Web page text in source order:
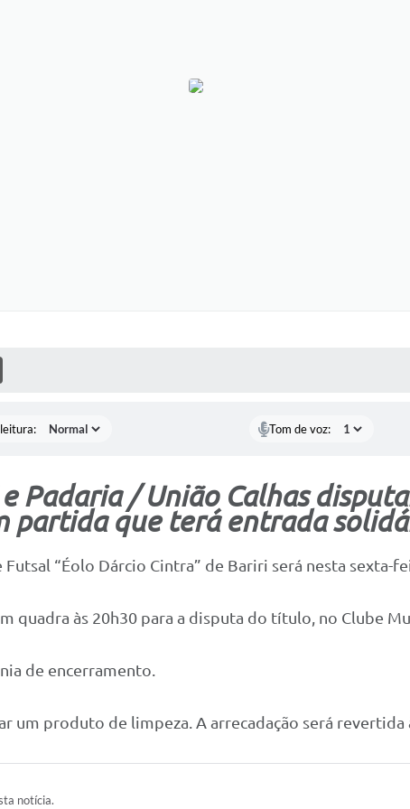
MÍDIAS
Tom de voz:
Padaria / União Calhas
partida que terá entrada
“Éolo Dárcio Cintra” de Bariri será nesta sexta-
quadra às 20h30 para a disputa do título, no Clube
de encerramento.
um produto de limpeza. A arrecadação será revertida
notícia.